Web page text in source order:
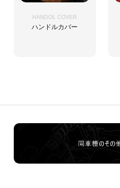
HANDOL COVER
ハンドルカバー